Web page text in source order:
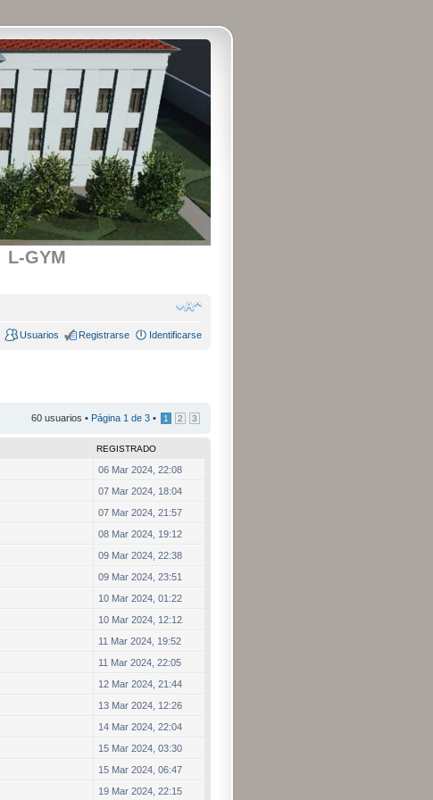
L-GYM
Usuarios Registrarse Identificarse
60 usuarios • Página 1 de 3 • 1 2 3
REGISTRADO
06 Mar 2024, 22:08
07 Mar 2024, 18:04
07 Mar 2024, 21:57
08 Mar 2024, 19:12
09 Mar 2024, 22:38
09 Mar 2024, 23:51
10 Mar 2024, 01:22
10 Mar 2024, 12:12
11 Mar 2024, 19:52
11 Mar 2024, 22:05
12 Mar 2024, 21:44
13 Mar 2024, 12:26
14 Mar 2024, 22:04
15 Mar 2024, 03:30
15 Mar 2024, 06:47
19 Mar 2024, 22:15